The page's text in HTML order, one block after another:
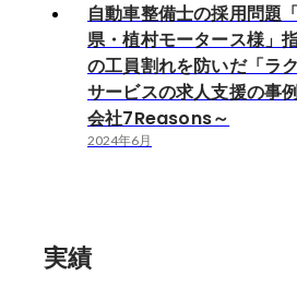
自動車整備士の採用問題
県・植村モータース様」
の工員割れを防いだ「ラ
サービスの求人支援の事
会社7Reasons～
2024年6月
実績